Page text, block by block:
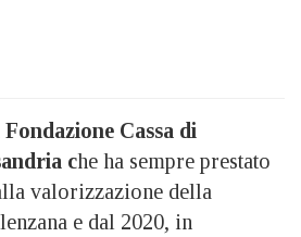
Cassa di
che ha sempre prestato
valorizzazione della
e dal 2020, in